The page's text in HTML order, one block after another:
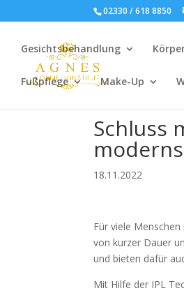
02330 / 618 8850
Gesichtsbehandlung
Fußpflege Make-Up
Schluss
18.11.2022
Für viele
von kurzer Dauer
und bieten dafür
Mit Hilfe der IPL